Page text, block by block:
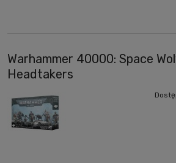
Warhammer 40000: Space
Headtakers